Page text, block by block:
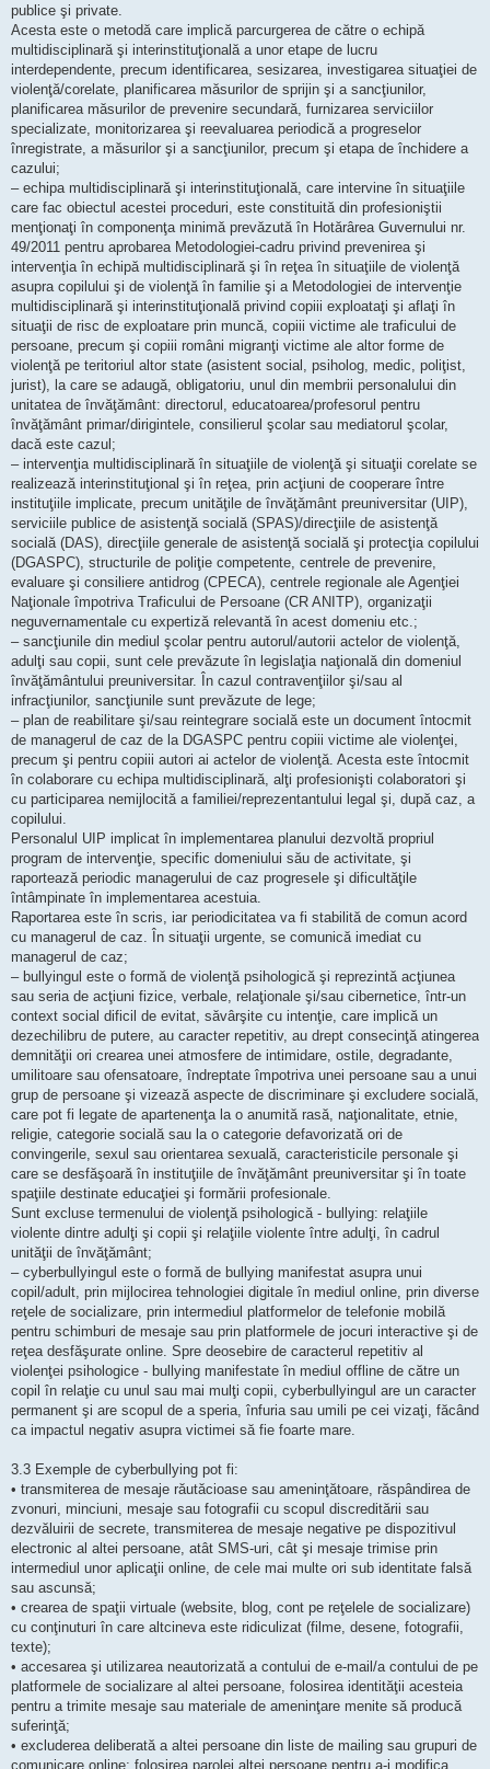
publice şi private.
Acesta este o metodă care implică parcurgerea de către o echipă
multidisciplinară şi interinstituţională a unor etape de lucru
interdependente, precum identificarea, sesizarea, investigarea situaţiei de
violenţă/corelate, planificarea măsurilor de sprijin şi a sancţiunilor,
planificarea măsurilor de prevenire secundară, furnizarea serviciilor
specializate, monitorizarea şi reevaluarea periodică a progreselor
înregistrate, a măsurilor şi a sancţiunilor, precum şi etapa de închidere a
cazului;
– echipa multidisciplinară şi interinstituţională, care intervine în situaţiile
care fac obiectul acestei proceduri, este constituită din profesioniştii
menţionaţi în componenţa minimă prevăzută în Hotărârea Guvernului nr.
49/2011 pentru aprobarea Metodologiei-cadru privind prevenirea şi
intervenţia în echipă multidisciplinară şi în reţea în situaţiile de violenţă
asupra copilului şi de violenţă în familie şi a Metodologiei de intervenţie
multidisciplinară şi interinstituţională privind copiii exploataţi şi aflaţi în
situaţii de risc de exploatare prin muncă, copiii victime ale traficului de
persoane, precum şi copiii români migranţi victime ale altor forme de
violenţă pe teritoriul altor state (asistent social, psiholog, medic, poliţist,
jurist), la care se adaugă, obligatoriu, unul din membrii personalului din
unitatea de învăţământ: directorul, educatoarea/profesorul pentru
învăţământ primar/dirigintele, consilierul şcolar sau mediatorul şcolar,
dacă este cazul;
– intervenţia multidisciplinară în situaţiile de violenţă şi situaţii corelate se
realizează interinstituţional şi în reţea, prin acţiuni de cooperare între
instituţiile implicate, precum unităţile de învăţământ preuniversitar (UIP),
serviciile publice de asistenţă socială (SPAS)/direcţiile de asistenţă
socială (DAS), direcţiile generale de asistenţă socială şi protecţia copilului
(DGASPC), structurile de poliţie competente, centrele de prevenire,
evaluare şi consiliere antidrog (CPECA), centrele regionale ale Agenţiei
Naţionale împotriva Traficului de Persoane (CR ANITP), organizaţii
neguvernamentale cu expertiză relevantă în acest domeniu etc.;
– sancţiunile din mediul şcolar pentru autorul/autorii actelor de violenţă,
adulţi sau copii, sunt cele prevăzute în legislaţia naţională din domeniul
învăţământului preuniversitar. În cazul contravenţiilor şi/sau al
infracţiunilor, sancţiunile sunt prevăzute de lege;
– plan de reabilitare şi/sau reintegrare socială este un document întocmit
de managerul de caz de la DGASPC pentru copiii victime ale violenţei,
precum şi pentru copiii autori ai actelor de violenţă. Acesta este întocmit
în colaborare cu echipa multidisciplinară, alţi profesionişti colaboratori şi
cu participarea nemijlocită a familiei/reprezentantului legal şi, după caz, a
copilului.
Personalul UIP implicat în implementarea planului dezvoltă propriul
program de intervenţie, specific domeniului său de activitate, şi
raportează periodic managerului de caz progresele şi dificultăţile
întâmpinate în implementarea acestuia.
Raportarea este în scris, iar periodicitatea va fi stabilită de comun acord
cu managerul de caz. În situaţii urgente, se comunică imediat cu
managerul de caz;
– bullyingul este o formă de violenţă psihologică şi reprezintă acţiunea
sau seria de acţiuni fizice, verbale, relaţionale şi/sau cibernetice, într-un
context social dificil de evitat, săvârşite cu intenţie, care implică un
dezechilibru de putere, au caracter repetitiv, au drept consecinţă atingerea
demnităţii ori crearea unei atmosfere de intimidare, ostile, degradante,
umilitoare sau ofensatoare, îndreptate împotriva unei persoane sau a unui
grup de persoane şi vizează aspecte de discriminare şi excludere socială,
care pot fi legate de apartenenţa la o anumită rasă, naţionalitate, etnie,
religie, categorie socială sau la o categorie defavorizată ori de
convingerile, sexul sau orientarea sexuală, caracteristicile personale şi
care se desfăşoară în instituţiile de învăţământ preuniversitar şi în toate
spaţiile destinate educaţiei şi formării profesionale.
Sunt excluse termenului de violenţă psihologică - bullying: relaţiile
violente dintre adulţi şi copii şi relaţiile violente între adulţi, în cadrul
unităţii de învăţământ;
– cyberbullyingul este o formă de bullying manifestat asupra unui
copil/adult, prin mijlocirea tehnologiei digitale în mediul online, prin diverse
reţele de socializare, prin intermediul platformelor de telefonie mobilă
pentru schimburi de mesaje sau prin platformele de jocuri interactive şi de
reţea desfăşurate online. Spre deosebire de caracterul repetitiv al
violenţei psihologice - bullying manifestate în mediul offline de către un
copil în relaţie cu unul sau mai mulţi copii, cyberbullyingul are un caracter
permanent şi are scopul de a speria, înfuria sau umili pe cei vizaţi, făcând
ca impactul negativ asupra victimei să fie foarte mare.
3.3 Exemple de cyberbullying pot fi:
• transmiterea de mesaje răutăcioase sau ameninţătoare, răspândirea de
zvonuri, minciuni, mesaje sau fotografii cu scopul discreditării sau
dezvăluirii de secrete, transmiterea de mesaje negative pe dispozitivul
electronic al altei persoane, atât SMS-uri, cât şi mesaje trimise prin
intermediul unor aplicaţii online, de cele mai multe ori sub identitate falsă
sau ascunsă;
• crearea de spaţii virtuale (website, blog, cont pe reţelele de socializare)
cu conţinuturi în care altcineva este ridiculizat (filme, desene, fotografii,
texte);
• accesarea şi utilizarea neautorizată a contului de e-mail/a contului de pe
platformele de socializare al altei persoane, folosirea identităţii acesteia
pentru a trimite mesaje sau materiale de ameninţare menite să producă
suferinţă;
• excluderea deliberată a altei persoane din liste de mailing sau grupuri de
comunicare online; folosirea parolei altei persoane pentru a-i modifica